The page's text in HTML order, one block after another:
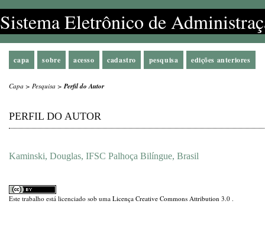
Sistema Eletrônico de
capa sobre acesso cadastro pesquisa edições anteriores
Capa > Pesquisa >Perfil do Autor
PERFIL DO AUTOR
Kaminski, Douglas, IFSC Palhoça Bilíngue, Brasil
Este trabalho está licenciado sob uma Licença Creative Commons Attribution 3.0 .